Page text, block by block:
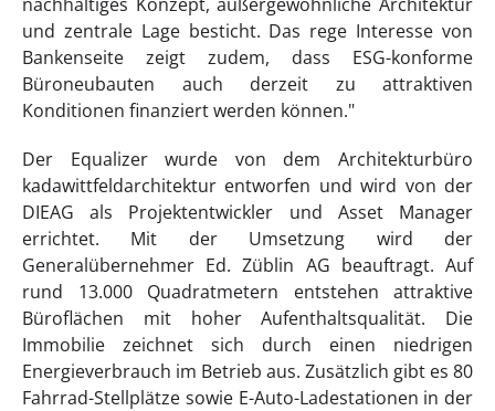
und zentrale Lage besticht. Das rege Interesse von
Bankenseite zeigt zudem, dass ESG-konforme
Büroneubauten auch derzeit zu attraktiven
Konditionen finanziert werden können."
Der Equalizer wurde von dem Architekturbüro
kadawittfeldarchitektur entworfen und wird von der
DIEAG als Projektentwickler und Asset Manager
errichtet. Mit der Umsetzung wird der
Generalübernehmer Ed. Züblin AG beauftragt. Auf
rund 13.000 Quadratmetern entstehen attraktive
Büroflächen mit hoher Aufenthaltsqualität. Die
Immobilie zeichnet sich durch einen niedrigen
Energieverbrauch im Betrieb aus. Zusätzlich gibt es 80
Fahrrad-Stellplätze sowie E-Auto-Ladestationen in der